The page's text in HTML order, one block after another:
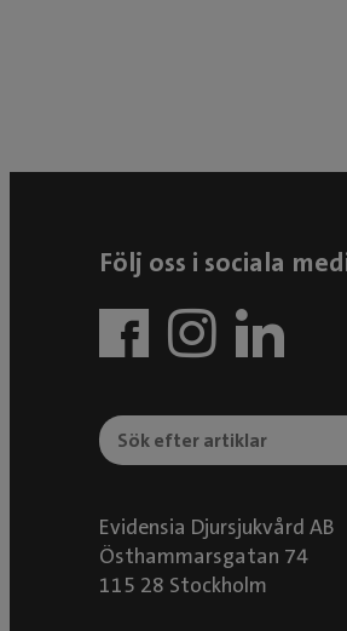
Följ oss i sociala
Evidensia Djursjukvård AB
Östhammarsgatan 74
115 28 Stockholm